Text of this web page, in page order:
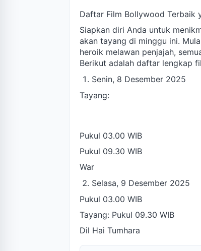
Daftar Film Bollywood Terbaik
Siapkan diri Anda untuk
akan tayang di minggu ini.
heroik melawan penjajah,
Berikut adalah daftar lengkap
Senin, 8 Desember 2025
Tayang:
Pukul 03.00 WIB
Pukul 09.30 WIB
War
Selasa, 9 Desember 2025
Pukul 03.00 WIB
Tayang: Pukul 09.30 WIB
Dil Hai Tumhara